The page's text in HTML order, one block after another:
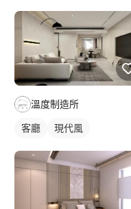
溫度制造所
客廳 現代風